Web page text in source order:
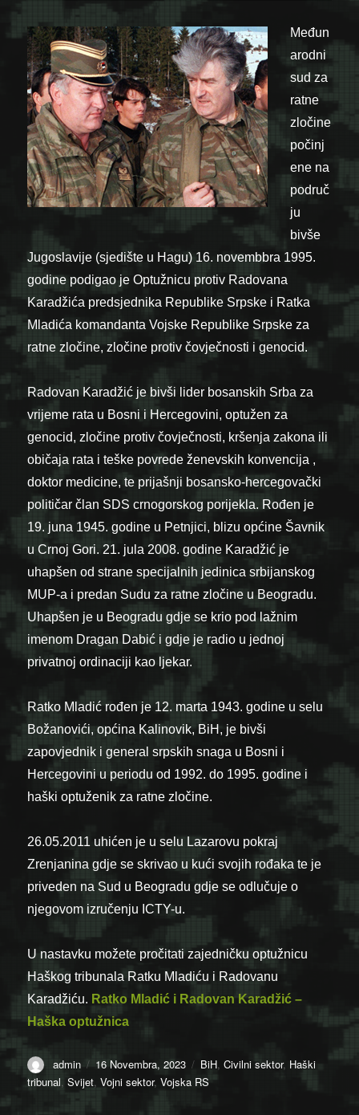
Međun
arodni
sud za
ratne
zločine
počinj
ene na
područ
ju
bivše
Jugoslavije (sjedište u Hagu) 16. novembbra 1995.
godine podigao je Optužnicu protiv Radovana
Karadžića predsjednika Republike Srpske i Ratka
Mladića komandanta Vojske Republike Srpske za
ratne zločine, zločine protiv čovječnosti i genocid.
Radovan Karadžić je bivši lider bosanskih Srba za
vrijeme rata u Bosni i Hercegovini, optužen za
genocid, zločine protiv čovječnosti, kršenja zakona ili
običaja rata i teške povrede ženevskih konvencija ,
doktor medicine, te prijašnji bosansko-hercegovački
političar član SDS crnogorskog porijekla. Rođen je
19. juna 1945. godine u Petnjici, blizu općine Šavnik
u Crnoj Gori. 21. jula 2008. godine Karadžić je
uhapšen od strane specijalnih jedinica srbijanskog
MUP-a i predan Sudu za ratne zločine u Beogradu.
Uhapšen je u Beogradu gdje se krio pod lažnim
imenom Dragan Dabić i gdje je radio u jednoj
privatnoj ordinaciji kao ljekar.
Ratko Mladić rođen je 12. marta 1943. godine u selu
Božanovići, općina Kalinovik, BiH, je bivši
zapovjednik i general srpskih snaga u Bosni i
Hercegovini u periodu od 1992. do 1995. godine i
haški optuženik za ratne zločine.
26.05.2011 uhićen je u selu Lazarovu pokraj
Zrenjanina gdje se skrivao u kući svojih rođaka te je
priveden na Sud u Beogradu gdje se odlučuje o
njegovom izručenju ICTY-u.
U nastavku možete pročitati zajedničku optužnicu
Haškog tribunala Ratku Mladiću i Radovanu
Karadžiću. Ratko Mladić i Radovan Karadžić –
Haška optužnica
Author
admin
Posted
on
16 Novembra, 2023 Categories
BiH,Civilni sektor, Haški
tribunal,Svijet,Vojni sektor,Vojska RS